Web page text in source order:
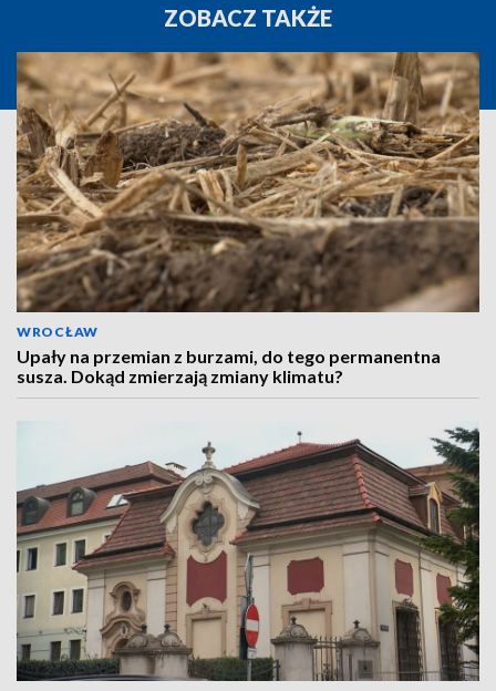
ZOBACZ TAKŻE
WROCŁAW
Upały na przemian z burzami, do tego permanentna
susza. Dokąd zmierzają zmiany klimatu?